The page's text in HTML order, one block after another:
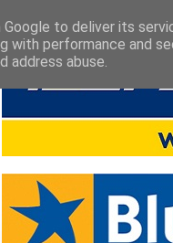
to deliver its
with performance and
address abuse.